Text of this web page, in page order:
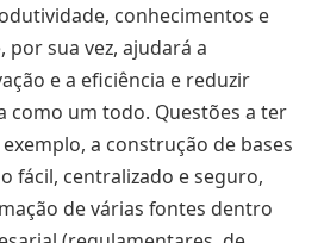
conhecimentos e
por sua vez, ajudará a
e a eficiência e reduzir
como um todo. Questões a ter
a construção de bases
fácil, centralizado e seguro,
de várias fontes dentro